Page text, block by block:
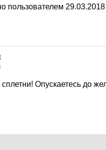
пользователем 29.03.2018
сплетни! Опускаетесь до